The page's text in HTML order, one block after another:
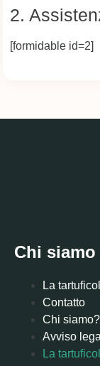
2.
[formidable id=2]
Chi siamo
La
Contatto
Chi siamo?
Avviso
La